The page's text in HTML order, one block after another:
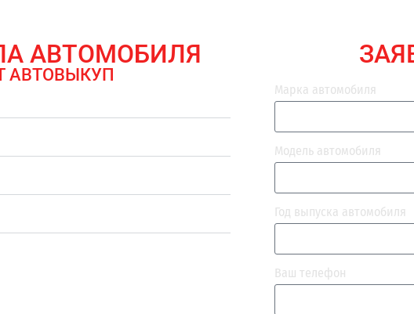
АВТОМОБИЛЯ
АВТОВЫКУП
Марка автомобиля
Модель автомобиля
Год выпуска автомобиля
Ваш телефон